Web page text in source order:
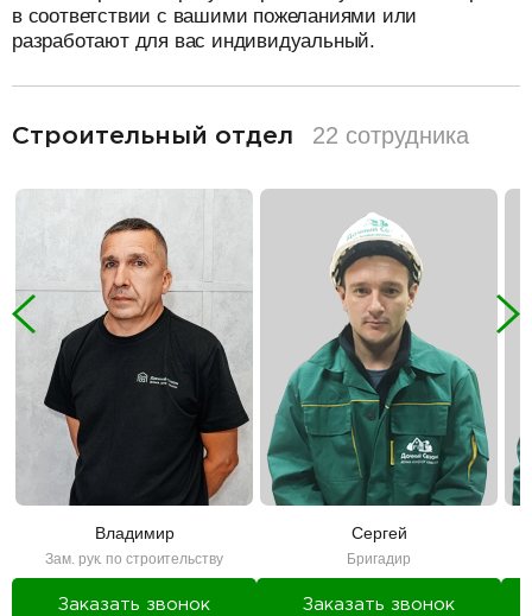
в соответствии с вашими пожеланиями или
разработают для вас индивидуальный.
Строительный отдел 22 сотрудника
Владимир
Зам. рук. по строительству
Заказать звонок
Сергей
Бригадир
Заказать звонок